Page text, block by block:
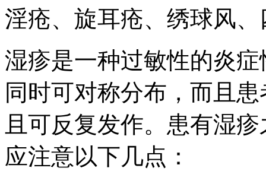
淫疮、旋耳疮、绣球风
湿疹是一种过敏性的炎
同时可对称分布，而且
且可反复发作。患有湿
应注意以下几点：